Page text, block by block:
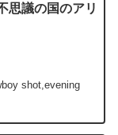
思議の国のアリ
shot,evening